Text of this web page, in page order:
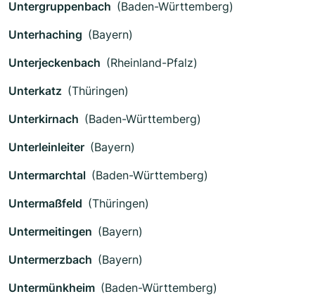
Untergruppenbach (Baden-Württemberg)
Unterhaching (Bayern)
Unterjeckenbach (Rheinland-Pfalz)
Unterkatz (Thüringen)
Unterkirnach (Baden-Württemberg)
Unterleinleiter (Bayern)
Untermarchtal (Baden-Württemberg)
Untermaßfeld (Thüringen)
Untermeitingen (Bayern)
Untermerzbach (Bayern)
Untermünkheim (Baden-Württemberg)